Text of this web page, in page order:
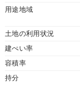
用途地域
土地の利用状況
建ぺい率
容積率
持分